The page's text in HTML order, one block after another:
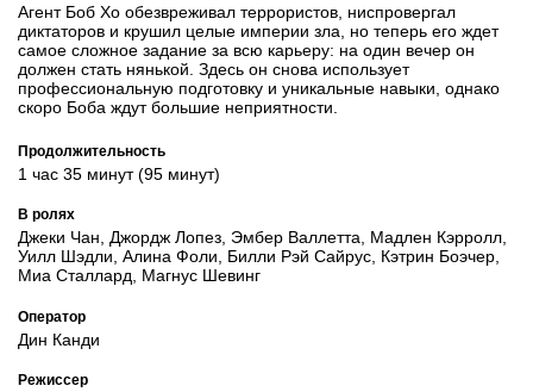
Агент Боб Хо обезвреживал террористов, ниспровергал
диктаторов и крушил целые империи зла, но теперь его ждет
самое сложное задание за всю карьеру: на один вечер он
должен стать нянькой. Здесь он снова использует
профессиональную подготовку и уникальные навыки, однако
скоро Боба ждут большие неприятности.
Продолжительность
1 час 35 минут (95 минут)
В ролях
Джеки Чан, Джордж Лопез, Эмбер Валлетта, Мадлен Кэрролл,
Уилл Шэдли, Алина Фоли, Билли Рэй Сайрус, Кэтрин Боэчер,
Миа Сталлард, Магнус Шевинг
Оператор
Дин Канди
Режиссер